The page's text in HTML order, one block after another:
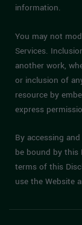
information.
You may not
Services.
another work,
or inclusion of
resource by
express
By accessing
be bound by this
terms of this
use the Website